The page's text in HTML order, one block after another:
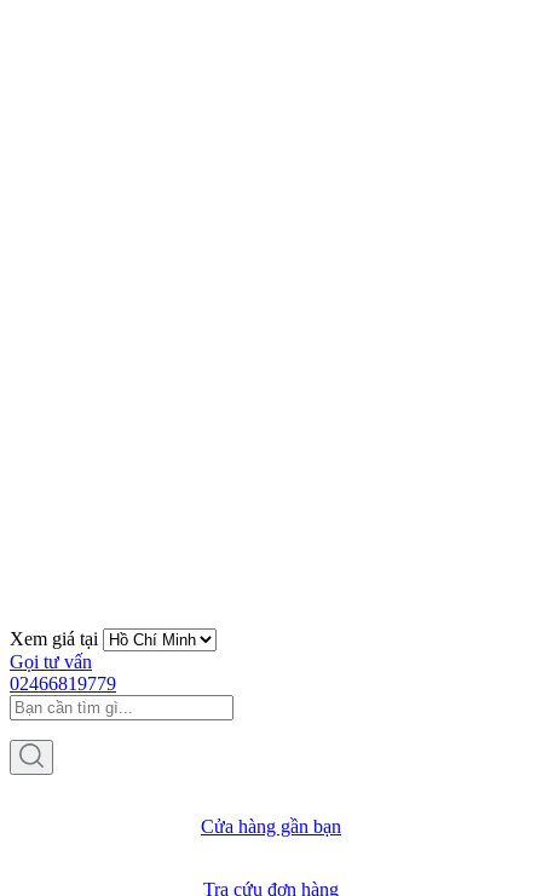
Xem giá tại
Gọi tư vấn
02466819779
Cửa hàng gần bạn
Tra cứu đơn hàng